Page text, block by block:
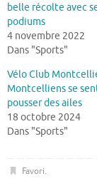
belle récolte avec
podiums
4 novembre 2022
Dans "Sports"
Vélo Club
Montcelliens se
pousser des ailes
18 octobre 2024
Dans "Sports"
Favori.